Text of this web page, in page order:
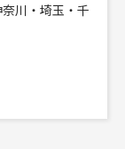
奈川・埼玉・千